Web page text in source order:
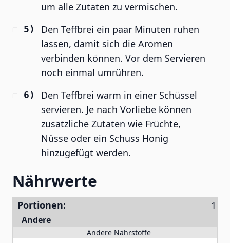
um alle Zutaten zu vermischen.
Den Teffbrei ein paar Minuten ruhen
lassen, damit sich die Aromen
verbinden können. Vor dem Servieren
noch einmal umrühren.
Den Teffbrei warm in einer Schüssel
servieren. Je nach Vorliebe können
zusätzliche Zutaten wie Früchte,
Nüsse oder ein Schuss Honig
hinzugefügt werden.
Nährwerte
Portionen:
Andere
Andere Nährstoffe